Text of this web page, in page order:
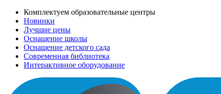
Комплектуем образовательные центры
Новинки
Лучшие цены
Оснащение школы
Оснащение детского сада
Современная библиотека
Интерактивное оборудование